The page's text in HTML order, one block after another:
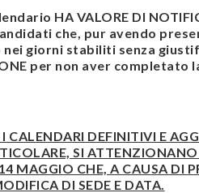
HA VALORE DI
che, pur avendo
nei giorni stabiliti senza
per non aver
I CALENDARI DEFINITIVI E
SI
MAGGIO CHE, A CAUSA DI
DI SEDE E DATA.